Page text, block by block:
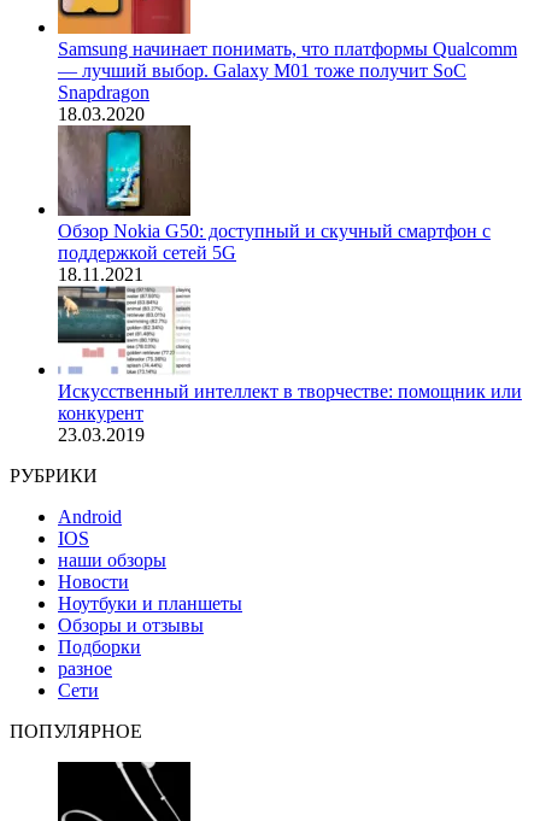
Samsung начинает понимать, что платформы Qualcomm
— лучший выбор. Galaxy M01 тоже получит SoC
Snapdragon
18.03.2020
Обзор Nokia G50: доступный и скучный смартфон с
поддержкой сетей 5G
18.11.2021
Искусственный интеллект в творчестве: помощник или
конкурент
23.03.2019
РУБРИКИ
Android
IOS
наши обзоры
Новости
Ноутбуки и планшеты
Обзоры и отзывы
Подборки
разное
Сети
ПОПУЛЯРНОЕ